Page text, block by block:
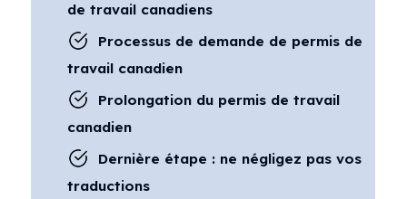
de travail canadiens
Processus de demande de permis de
travail canadien
Prolongation du permis de travail
canadien
Dernière étape : ne négligez pas vos
traductions